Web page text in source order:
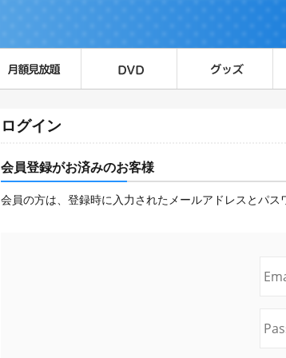
ログイン
会員登録がお済みのお客様
会員の方は、登録時に入力されたメールアドレスとパス